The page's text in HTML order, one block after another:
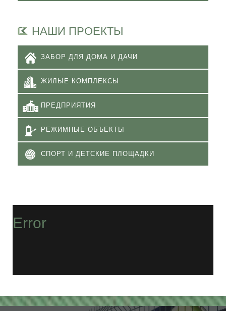
НАШИ ПРОЕКТЫ
ЗАБОР ДЛЯ ДОМА И ДАЧИ
ЖИЛЫЕ КОМПЛЕКСЫ
ПРЕДПРИЯТИЯ
РЕЖИМНЫЕ ОБЪЕКТЫ
СПОРТ И ДЕТСКИЕ ПЛОЩАДКИ
Error